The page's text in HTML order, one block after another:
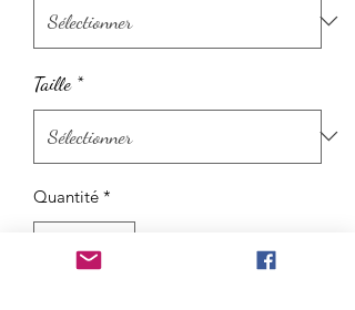
Taille *
Quantité *